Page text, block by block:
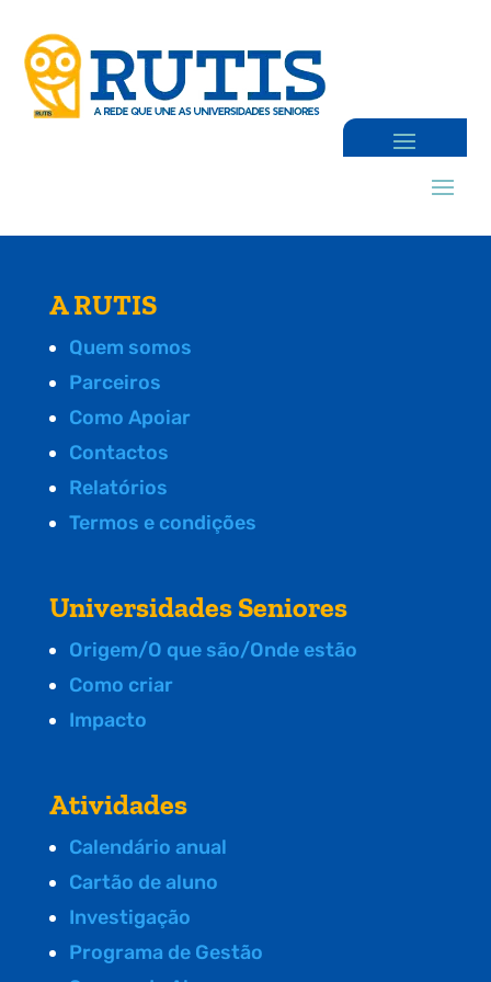
A RUTIS
Quem somos
Parceiros
Como Apoiar
Contactos
Relatórios
Termos e condições
Universidades Seniores
Origem/O que são/Onde estão
Como criar
Impacto
Atividades
Calendário anual
Cartão de aluno
Investigação
Programa de Gestão